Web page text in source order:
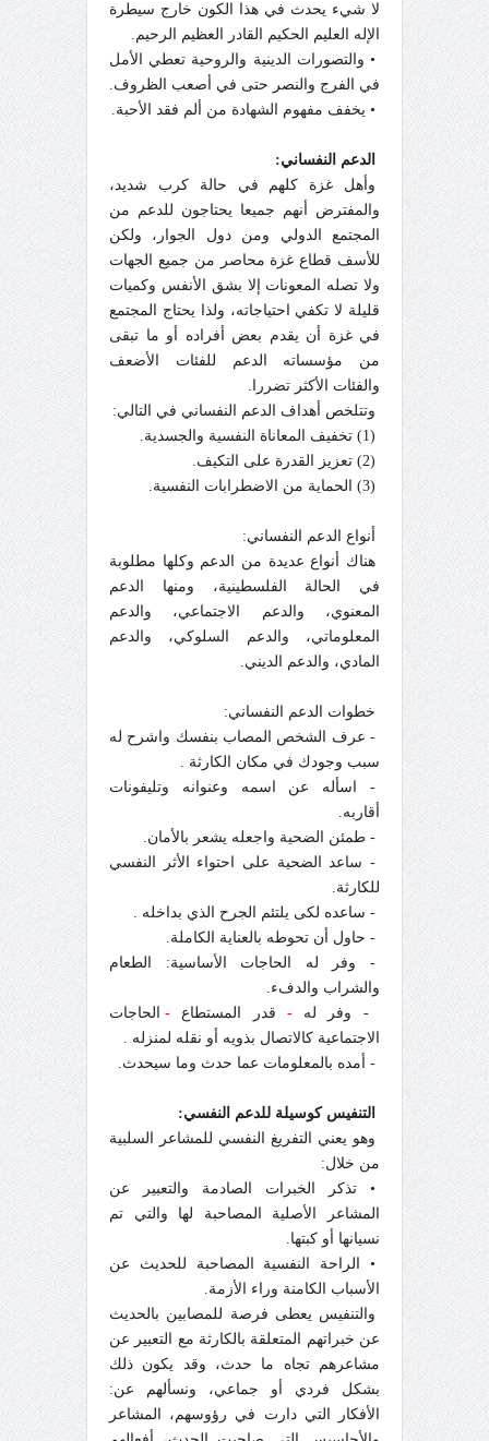
لا شيء يحدث في هذا الكون خارج سيطرة
الإله العليم الحكيم القادر العظيم الرحيم.
• والتصورات الدينية والروحية تعطي الأمل
في الفرج والنصر حتى في أصعب الظروف.
• يخفف مفهوم الشهادة من ألم فقد الأحبة.
الدعم النفساني:
وأهل غزة كلهم في حالة كرب شديد،
والمفترض أنهم جميعا يحتاجون للدعم من
المجتمع الدولي ومن دول الجوار، ولكن
للأسف قطاع غزة محاصر من جميع الجهات
ولا تصله المعونات إلا بشق الأنفس وكميات
قليلة لا تكفي احتياجاته، ولذا يحتاج المجتمع
في غزة أن يقدم بعض أفراده أو ما تبقى
من مؤسساته الدعم للفئات الأضعف
والفئات الأكثر تضررا.
وتتلخص أهداف الدعم النفساني في التالي:
(1) تخفيف المعاناة النفسية والجسدية.
(2) تعزيز القدرة على التكيف.
(3) الحماية من الاضطرابات النفسية.
أنواع الدعم النفساني:
هناك أنواع عديدة من الدعم وكلها مطلوبة
في الحالة الفلسطينية، ومنها الدعم
المعنوي، والدعم الاجتماعي، والدعم
المعلوماتي، والدعم السلوكي، والدعم
المادي، والدعم الديني.
خطوات الدعم النفساني:
- عرف الشخص المصاب بنفسك واشرح له
سبب وجودك في مكان الكارثة .
- اسأله عن اسمه وعنوانه وتليفونات
أقاربه.
- طمئن الضحية واجعله يشعر بالأمان.
- ساعد الضحية على احتواء الأثر النفسي
للكارثة.
- ساعده لكى يلتئم الجرح الذي بداخله .
- حاول أن تحوطه بالعناية الكاملة.
- وفر له الحاجات الأساسية: الطعام
والشراب والدفء.
- وفر له- قدر المستطاع - الحاجات
الاجتماعية كالاتصال بذويه أو نقله لمنزله .
- أمده بالمعلومات عما حدث وما سيحدث.
التنفيس كوسيلة للدعم النفسي:
وهو يعني التفريغ النفسي للمشاعر السلبية
من خلال:
• تذكر الخبرات الصادمة والتعبير عن
المشاعر الأصلية المصاحبة لها والتي تم
نسيانها أو كبتها.
• الراحة النفسية المصاحبة للحديث عن
الأسباب الكامنة وراء الأزمة.
والتنفيس يعطى فرصة للمصابين بالحديث
عن خبراتهم المتعلقة بالكارثة مع التعبير عن
مشاعرهم تجاه ما حدث، وقد يكون ذلك
بشكل فردي أو جماعي، ونسألهم عن:
الأفكار التي دارت في رؤوسهم، المشاعر